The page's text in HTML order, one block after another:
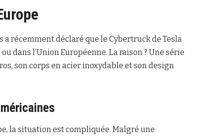
a récemment déclaré que le Cybertruck de Tesla
dans l’Union Européenne. La raison ? Une série
son corps en acier inoxydable et son design
la situation est compliquée. Malgré une